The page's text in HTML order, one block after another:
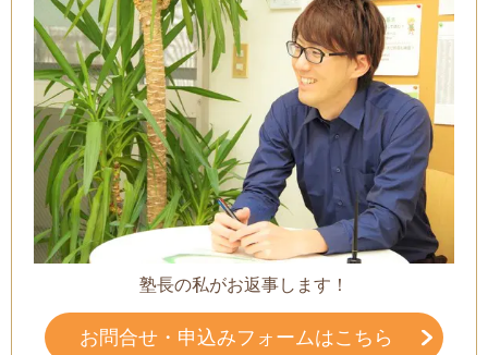
塾長の私がお返事します！
お問合せ・申込みフォームはこちら